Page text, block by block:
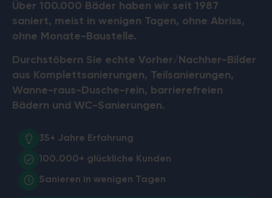
Über 100.000 Bäder haben wir seit 1987
saniert, meist in wenigen Tagen, ohne Abriss,
ohne Monate-Baustelle.
Durchstöbern Sie echte Vorher/Nachher-Bilder
aus Komplettsanierungen, Teilsanierungen,
Wanne-raus-Dusche-rein, barrierefreien
Bädern und WC-Sanierungen.
35+ Jahre Erfahrung
100.000+ glückliche Kunden
Sanieren in wenigen Tagen